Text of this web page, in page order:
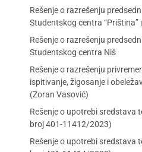
Rešenje o razrešenju
Studentskog centra
Rešenje o razrešenju
Studentskog centra Niš
Rešenje o razrešenju
ispitivanje, žigosanje i
(Zoran Vasović)
Rešenje o upotrebi sredstava
broj 401-11412/2023)
Rešenje o upotrebi sredstava